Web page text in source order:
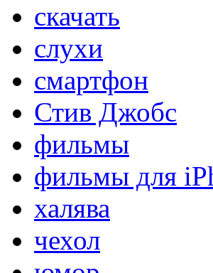
скачать
слухи
смартфон
Стив Джобс
фильмы
фильмы для
халява
чехол